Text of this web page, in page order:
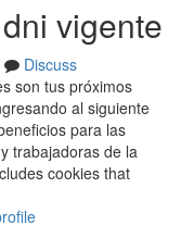
vigente
Discuss
son tus próximos
al siguiente
para las
trabajadoras de la
cookies that